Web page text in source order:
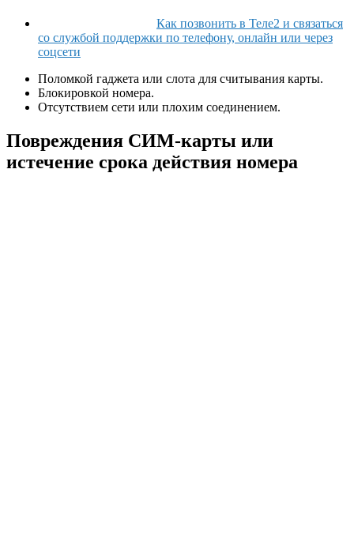
Как позвонить в Теле2 и связаться
со службой поддержки по телефону, онлайн или через
соцсети
Поломкой гаджета или слота для считывания карты.
Блокировкой номера.
Отсутствием сети или плохим соединением.
Повреждения СИМ-карты или
истечение срока действия номера